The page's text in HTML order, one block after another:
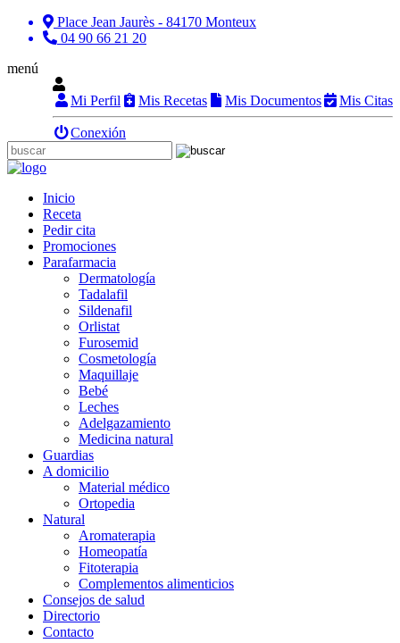
Place Jean Jaurès - 84170 Monteux
04 90 66 21 20
menú
Mi Perfil Mis Recetas Mis Documentos Mis Citas
Conexión
Inicio
Receta
Pedir cita
Promociones
Parafarmacia
Dermatología
Tadalafil
Sildenafil
Orlistat
Furosemid
Cosmetología
Maquillaje
Bebé
Leches
Adelgazamiento
Medicina natural
Guardias
A domicilio
Material médico
Ortopedia
Natural
Aromaterapia
Homeopatía
Fitoterapia
Complementos alimenticios
Consejos de salud
Directorio
Contacto